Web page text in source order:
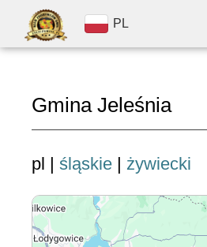
PL
Gmina Jeleśnia
pl | śląskie | żywiecki